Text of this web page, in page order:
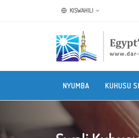
KISWAHILI
NYUMBA KUHUSU